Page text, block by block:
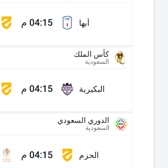
أبها 04:15 م
كأس الملك
السعودية
البكيرية 04:15 م
الدوري السعودي
السعودية
الحزم 04:15 م